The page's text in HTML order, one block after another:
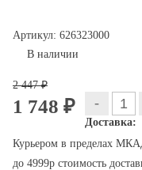
Артикул: 626323000
В наличии
2 447 ₽
1 748 ₽ -
Доставка:
Курьером в пределах
до 4999р стоимость